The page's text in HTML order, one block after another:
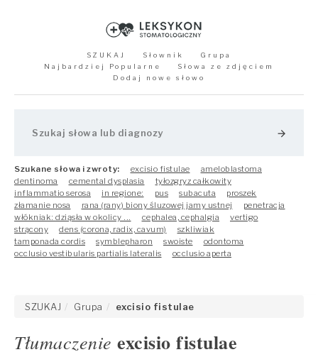
SZUKAJ Słownik
Grupa
Najbardziej Popularne
Słowa ze zdjęciem
Dodaj nowe słowo
arrow_forward
Szukane słowa i zwroty: excisio fistulae
ameloblastoma
dentinoma
cemental dysplasia
tyłozgryz całkowity
inflammatio serosa
in regione: pus subacuta
proszek
złamanie nosa
rana (rany) biony śluzowej jamy ustnej
penetracja
włókniak: dziąsła w okolicy ...
cephalea, cephalgia
vertigo
strącony
dens (corona, radix, cavum)
szkliwiak
tamponada cordis
symblepharon swoiste
odontoma
occlusio vestibularis partialis lateralis
occlusio aperta
SZUKAJ Grupa excisio fistulae
Tłumaczenie excisio fistulae